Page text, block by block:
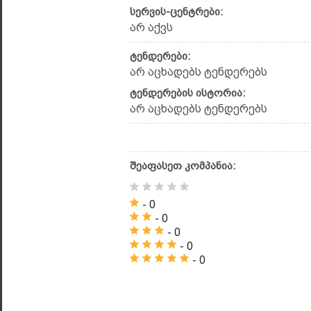
სერვის-ცენტრები:
არ აქვს
ტენდერები:
არ აცხადებს ტენდერებს
ტენდერების ისტორია:
არ აცხადებს ტენდერებს
შეაფასეთ კომპანია:
- 0
- 0
- 0
- 0
- 0